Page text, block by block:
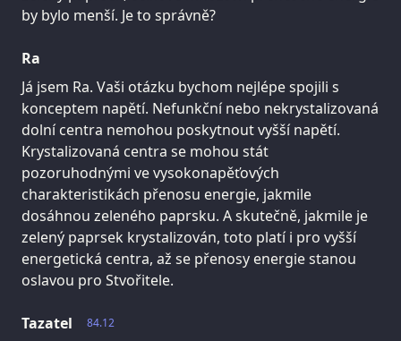
by bylo menší. Je to správně?
Ra
Já jsem Ra. Vaši otázku bychom nejlépe spojili s
konceptem napětí. Nefunkční nebo nekrystalizovaná
dolní centra nemohou poskytnout vyšší napětí.
Krystalizovaná centra se mohou stát
pozoruhodnými ve vysokonapěťových
charakteristikách přenosu energie, jakmile
dosáhnou zeleného paprsku. A skutečně, jakmile je
zelený paprsek krystalizován, toto platí i pro vyšší
energetická centra, až se přenosy energie stanou
oslavou pro Stvořitele.
84.12
Tazatel